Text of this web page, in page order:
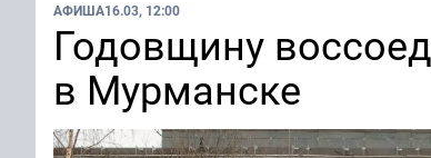
АФИША16.03, 12:00
Годовщину
в Мурманске